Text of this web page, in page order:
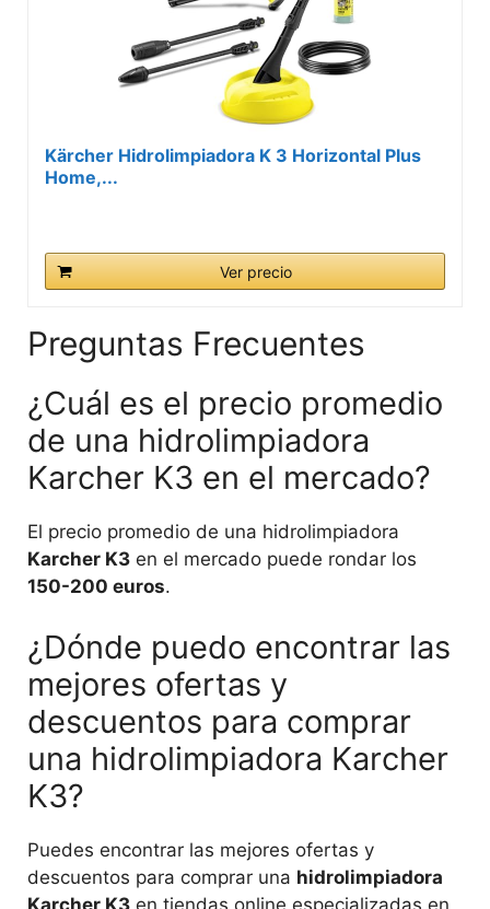
Kärcher Hidrolimpiadora K 3 Horizontal Plus
Home,...
Ver precio
Preguntas Frecuentes
¿Cuál es el precio promedio
de una hidrolimpiadora
Karcher K3 en el mercado?
El precio promedio de una hidrolimpiadora
Karcher K3 en el mercado puede rondar los
150-200 euros.
¿Dónde puedo encontrar las
mejores ofertas y
descuentos para comprar
una hidrolimpiadora Karcher
K3?
Puedes encontrar las mejores ofertas y
descuentos para comprar una hidrolimpiadora
Karcher K3 en tiendas online especializadas en